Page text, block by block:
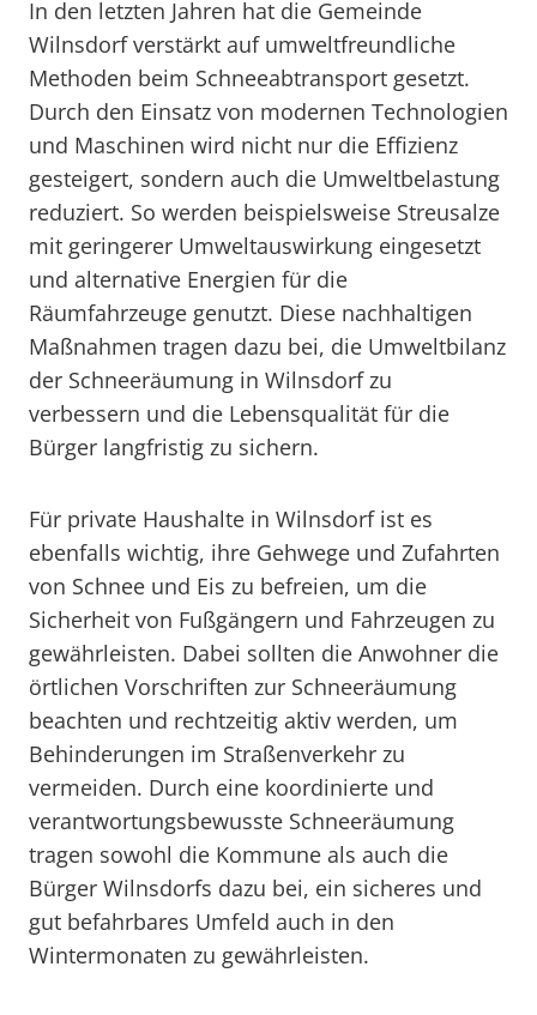
In den letzten Jahren hat die Gemeinde
Wilnsdorf verstärkt auf umweltfreundliche
Methoden beim Schneeabtransport gesetzt.
Durch den Einsatz von modernen Technologien
und Maschinen wird nicht nur die Effizienz
gesteigert, sondern auch die Umweltbelastung
reduziert. So werden beispielsweise Streusalze
mit geringerer Umweltauswirkung eingesetzt
und alternative Energien für die
Räumfahrzeuge genutzt. Diese nachhaltigen
Maßnahmen tragen dazu bei, die Umweltbilanz
der Schneeräumung in Wilnsdorf zu
verbessern und die Lebensqualität für die
Bürger langfristig zu sichern.
Für private Haushalte in Wilnsdorf ist es
ebenfalls wichtig, ihre Gehwege und Zufahrten
von Schnee und Eis zu befreien, um die
Sicherheit von Fußgängern und Fahrzeugen zu
gewährleisten. Dabei sollten die Anwohner die
örtlichen Vorschriften zur Schneeräumung
beachten und rechtzeitig aktiv werden, um
Behinderungen im Straßenverkehr zu
vermeiden. Durch eine koordinierte und
verantwortungsbewusste Schneeräumung
tragen sowohl die Kommune als auch die
Bürger Wilnsdorfs dazu bei, ein sicheres und
gut befahrbares Umfeld auch in den
Wintermonaten zu gewährleisten.